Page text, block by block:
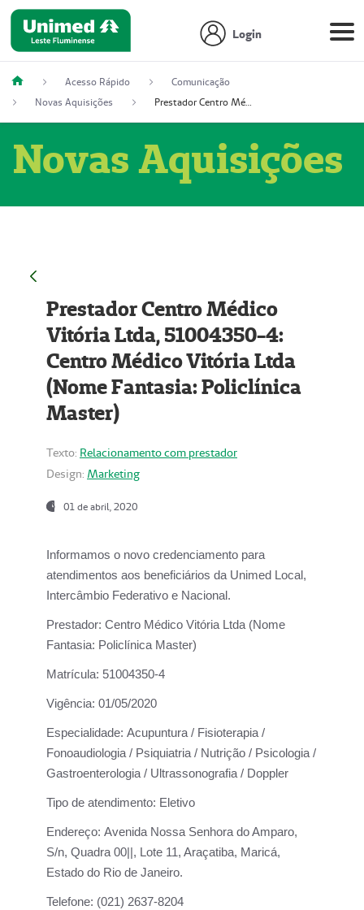
Login
Acesso Rápido
Comunicação
Novas Aquisições
Prestador Centro Médico Vitória Ltda, 51004350-4: Centro Médico Vitória Ltda (Nome Fantasia: Policlínica Master)
Novas Aquisições
Prestador Centro Médico
Vitória Ltda, 51004350-4:
Centro Médico Vitória Ltda
(Nome Fantasia: Policlínica
Master)
Texto: Relacionamento com prestador
Design: Marketing
01 de abril, 2020
Informamos o novo credenciamento para
atendimentos aos beneficiários da Unimed Local,
Intercâmbio Federativo e Nacional.
Prestador: Centro Médico Vitória Ltda (Nome
Fantasia: Policlínica Master)
Matrícula: 51004350-4
Vigência: 01/05/2020
Especialidade: Acupuntura / Fisioterapia /
Fonoaudiologia / Psiquiatria / Nutrição / Psicologia /
Gastroenterologia / Ultrassonografia / Doppler
Tipo de atendimento: Eletivo
Endereço: Avenida Nossa Senhora do Amparo,
S/n, Quadra 00||, Lote 11, Araçatiba, Maricá,
Estado do Rio de Janeiro.
Telefone: (021) 2637-8204